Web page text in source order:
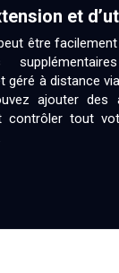
et
être
géré à distance
ajouter des
contrôler tout